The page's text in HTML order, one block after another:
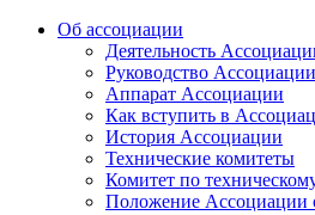
Об ассоциации
Деятельность
Руководство Ассоциации
Аппарат Ассоциации
Как вступить в
История Ассоциации
Технические комитеты
Комитет по
Положение Ассоциации